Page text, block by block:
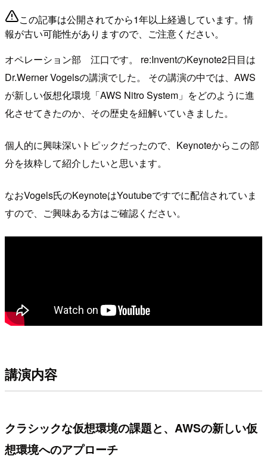
この記事は公開されてから1年以上経過しています。情
報が古い可能性がありますので、ご注意ください。
オペレーション部 江口です。 re:InventのKeynote2日目は
Dr.Werner Vogelsの講演でした。 その講演の中では、AWS
が新しい仮想化環境「AWS Nitro System」をどのように進
化させてきたのか、その歴史を紐解いていきました。
個人的に興味深いトピックだったので、Keynoteからこの部
分を抜粋して紹介したいと思います。
なおVogels氏のKeynoteはYoutubeですでに配信されていま
すので、ご興味ある方はご確認ください。
講演内容
クラシックな仮想環境の課題と、AWSの新しい仮
想環境へのアプローチ